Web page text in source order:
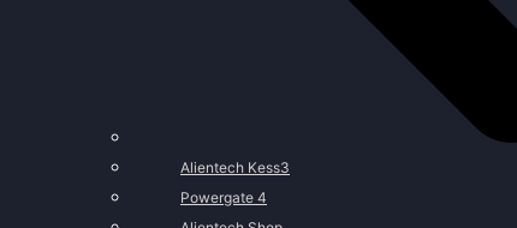
Alientech Kess3
Powergate 4